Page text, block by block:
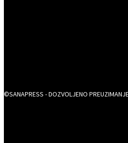
©SANAPRESS - DOZVOLJENO